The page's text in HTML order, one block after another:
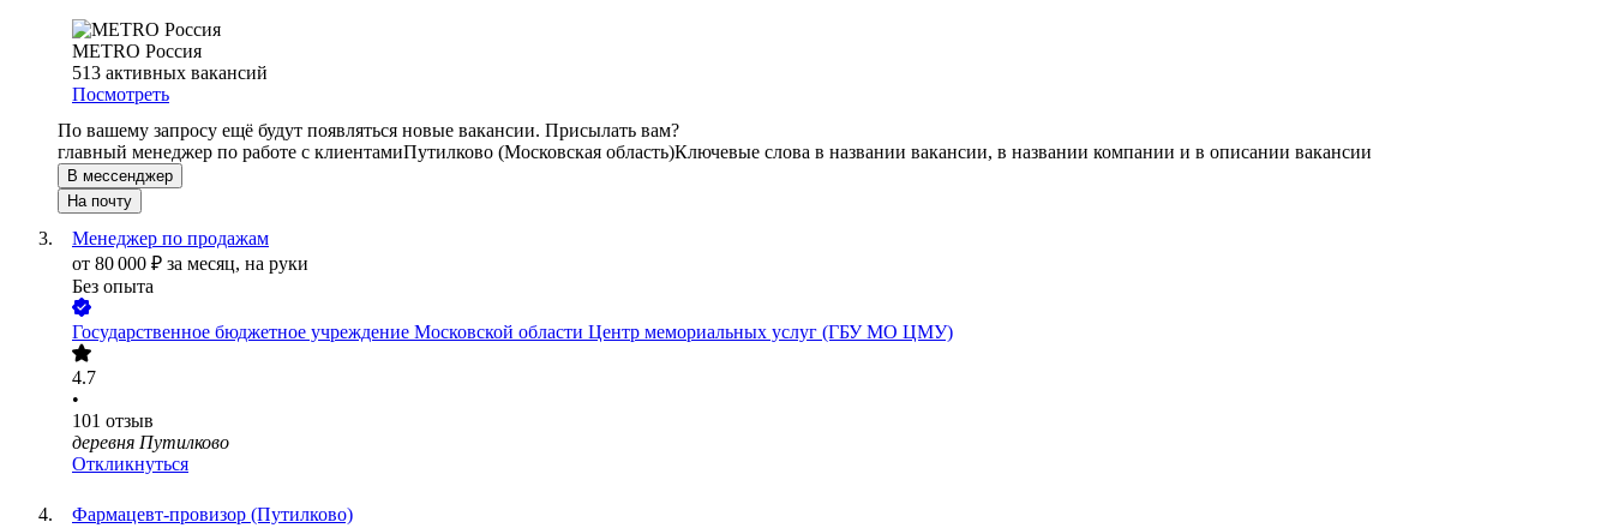
METRO Россия
513 активных вакансий
Посмотреть
По вашему запросу ещё будут появляться новые вакансии. Присылать вам?
главный менеджер по работе с клиентамиПутилково (Московская область)Ключевые слова в названии вакансии, в названии компании и в описании вакансии
В мессенджер
На почту
Менеджер по продажам
от 80 000 ₽ за месяц, на руки
Без опыта
Государственное бюджетное учреждение Московской области Центр мемориальных услуг (ГБУ МО ЦМУ)
4.7
•
101 отзыв
деревня Путилково
Откликнуться
Фармацевт-провизор (Путилково)